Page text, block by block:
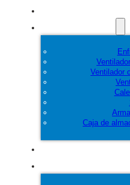
Ventilador
Caja de